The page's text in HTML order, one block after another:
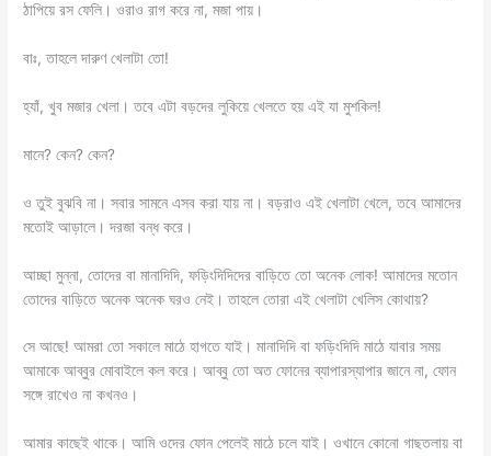
ঠাপিয়ে রস ফেলি। ওরাও রাগ করে না, মজা পায়।
বাঃ, তাহলে দারুণ খেলাটা তো!
হ্যাঁ, খুব মজার খেলা। তবে এটা বড়দের লুকিয়ে খেলতে হয় এই যা মুশকিল!
মানে? কেন? কেন?
ও তুই বুঝবি না। সবার সামনে এসব করা যায় না। বড়রাও এই খেলাটা খেলে, তবে আমাদের
মতোই আড়ালে। দরজা বন্ধ করে।
আচ্ছা মুন্না, তোদের বা মানাদিদি, ফড়িংদিদিদের বাড়িতে তো অনেক লোক! আমাদের মতোন
তোদের বাড়িতে অনেক অনেক ঘরও নেই। তাহলে তোরা এই খেলাটা খেলিস কোথায়?
সে আছে! আমরা তো সকালে মাঠে হাগতে যাই। মানাদিদি বা ফড়িংদিদি মাঠে যাবার সময়
আমাকে আব্বুর মোবাইলে কল করে। আব্বু তো অত ফোনের ব্যাপারস্যাপার জানে না, ফোন
সঙ্গে রাখেও না কখনও।
আমার কাছেই থাকে। আমি ওদের ফোন পেলেই মাঠে চলে যাই। ওখানে কোনো গাছতলায় বা